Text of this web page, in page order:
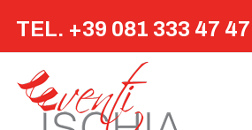
TEL. +39 081 333 47 47